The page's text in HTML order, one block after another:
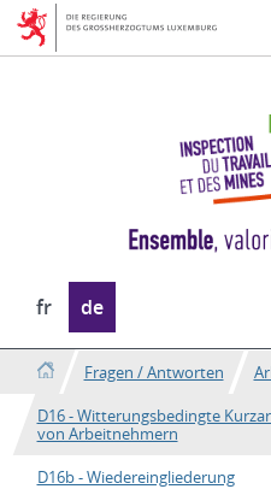
Zur
Navigation
Zum
Inhalt
Sprache
wechseln
fr de
Fragen / Antworten
D16 - Witterungsbedingte
von Arbeitnehmern
D16b - Wiedereingliederung